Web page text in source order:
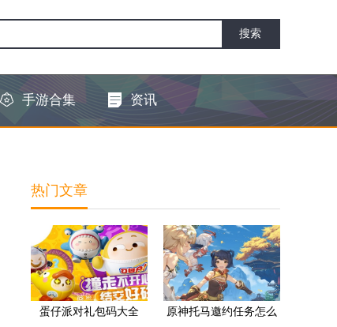
手游合集 资讯
热门文章
蛋仔派对礼包码大全
原神托马邀约任务怎么